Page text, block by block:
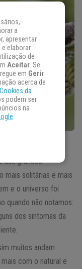
cada vez menos
das grandes
mais solitárias e mais
e o universo foi
quando não notamos:
dos sintomas da
muitos andam
com o natural e
a
apresentar
elaborar
de
Aceitar. Se
em Gerir
acerca de
da
podem ser
na
.